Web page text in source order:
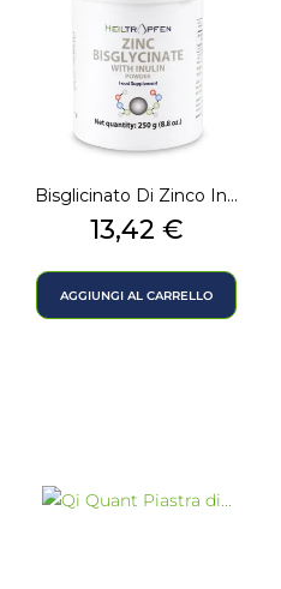
Bisglicinato Di Zinco In...
Prezzo
13,42 €
AGGIUNGI AL CARRELLO